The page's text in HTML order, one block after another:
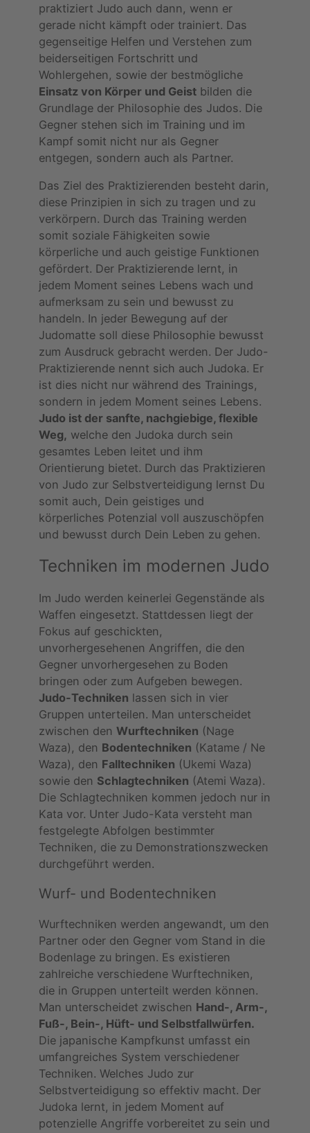
praktiziert Judo auch dann, wenn er
gerade nicht kämpft oder trainiert. Das
gegenseitige Helfen und Verstehen zum
beiderseitigen Fortschritt und
Wohlergehen, sowie der bestmögliche
Einsatz von Körper und Geist bilden die
Grundlage der Philosophie des Judos. Die
Gegner stehen sich im Training und im
Kampf somit nicht nur als Gegner
entgegen, sondern auch als Partner.
Das Ziel des Praktizierenden besteht darin,
diese Prinzipien in sich zu tragen und zu
verkörpern. Durch das Training werden
somit soziale Fähigkeiten sowie
körperliche und auch geistige Funktionen
gefördert. Der Praktizierende lernt, in
jedem Moment seines Lebens wach und
aufmerksam zu sein und bewusst zu
handeln. In jeder Bewegung auf der
Judomatte soll diese Philosophie bewusst
zum Ausdruck gebracht werden. Der Judo-
Praktizierende nennt sich auch Judoka. Er
ist dies nicht nur während des Trainings,
sondern in jedem Moment seines Lebens.
Judo ist der sanfte, nachgiebige, flexible
Weg, welche den Judoka durch sein
gesamtes Leben leitet und ihm
Orientierung bietet. Durch das Praktizieren
von Judo zur Selbstverteidigung lernst Du
somit auch, Dein geistiges und
körperliches Potenzial voll auszuschöpfen
und bewusst durch Dein Leben zu gehen.
Techniken im modernen Judo
Im Judo werden keinerlei Gegenstände als
Waffen eingesetzt. Stattdessen liegt der
Fokus auf geschickten,
unvorhergesehenen Angriffen, die den
Gegner unvorhergesehen zu Boden
bringen oder zum Aufgeben bewegen.
Judo-Techniken lassen sich in vier
Gruppen unterteilen. Man unterscheidet
zwischen den Wurftechniken (Nage
Waza), den Bodentechniken (Katame / Ne
Waza), den Falltechniken (Ukemi Waza)
sowie den Schlagtechniken (Atemi Waza).
Die Schlagtechniken kommen jedoch nur in
Kata vor. Unter Judo-Kata versteht man
festgelegte Abfolgen bestimmter
Techniken, die zu Demonstrationszwecken
durchgeführt werden.
Wurf- und Bodentechniken
Wurftechniken werden angewandt, um den
Partner oder den Gegner vom Stand in die
Bodenlage zu bringen. Es existieren
zahlreiche verschiedene Wurftechniken,
die in Gruppen unterteilt werden können.
Man unterscheidet zwischen Hand-, Arm-,
Fuß-, Bein-, Hüft- und Selbstfallwürfen.
Die japanische Kampfkunst umfasst ein
umfangreiches System verschiedener
Techniken. Welches Judo zur
Selbstverteidigung so effektiv macht. Der
Judoka lernt, in jedem Moment auf
potenzielle Angriffe vorbereitet zu sein und